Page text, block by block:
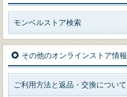
モンベルストア検索
その他のオンラインストア情報
ご利用方法と返品・交換について